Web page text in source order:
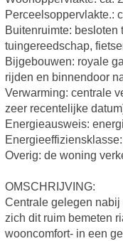
Perceelsoppervlakte.:
Buitenruimte: besloten
tuingereedschap,
Bijgebouwen: royale
rijden en binnendoor
Verwarming: centrale
zeer recentelijke
Energieausweis:
Overig: de woning
OMSCHRIJVING:
Centrale gelegen
zich dit ruim bemeten
wooncomfort- in een